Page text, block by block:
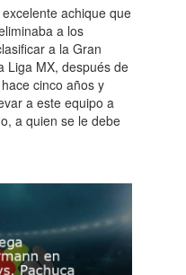
achique que
a los
a la Gran
Liga MX, después de
cinco años y
a este equipo a
a quien se le debe